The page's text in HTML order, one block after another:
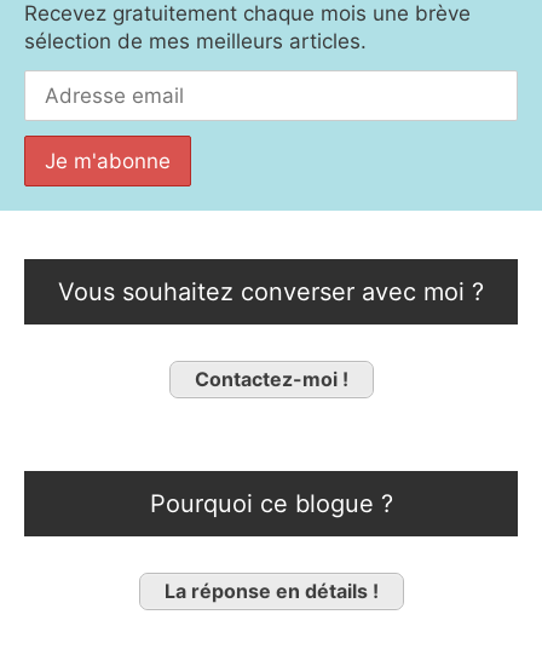
Recevez gratuitement chaque mois une brève
sélection de mes meilleurs articles.
Vous souhaitez converser avec moi ?
Contactez-moi !
Pourquoi ce blogue ?
La réponse en détails !